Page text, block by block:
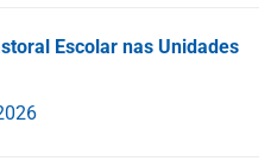
Escolar nas Unidades